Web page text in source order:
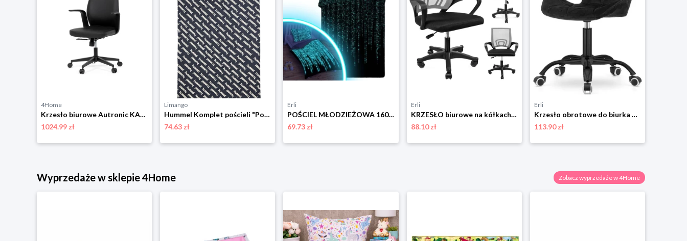
4Home
Krzesło biurowe Autronic KA-T8325 BK
1024.99 zł
Limango
Hummel Komplet pościeli "Pop" w kolorze czarnym rozmiar: 70x100 cm
74.63 zł
Erli
POŚCIEL MŁODZIEŻOWA 160x200 ŚWIECĄCA W CIEMNOŚCI GAMER NEO MATRIX
69.73 zł
Erli
KRZESŁO biurowe na kółkach OBROTOWE ergonomiczne SMART czarne JUMIhome
88.10 zł
Erli
Krzesło obrotowe do biurka dziecka czarne welurowe tkanina Lugano.pro
113.90 zł
Wyprzedaże w sklepie 4Home Zobacz wyprzedaże w 4Home